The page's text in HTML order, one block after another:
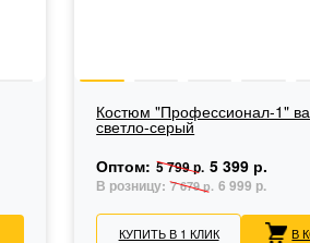
Костюм "Профессионал-1"
светло-серый
Оптом: 5 799 р. 5 399 р.
В розницу:7 679 р. 6 999 р.
КУПИТЬ В 1 КЛИК В